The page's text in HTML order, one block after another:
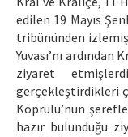
edilen 19 Mayıs
tribününden
Yuvası’nı
ziyaret
gerçekleştirdikleri
Köprülü’nün
hazır bulunduğu